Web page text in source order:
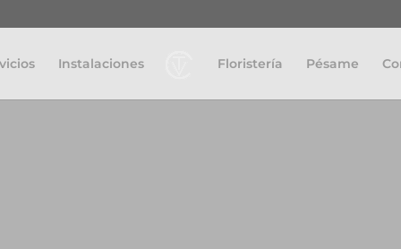
Instalaciones Floristería Pésame